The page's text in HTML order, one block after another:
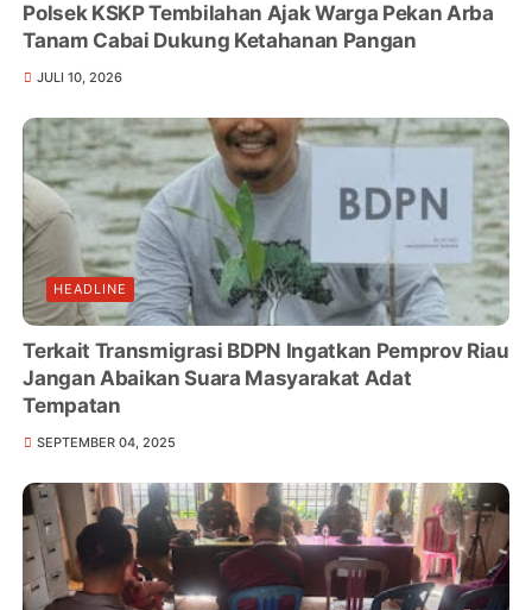
Polsek KSKP Tembilahan Ajak Warga Pekan Arba
Tanam Cabai Dukung Ketahanan Pangan
JULI 10, 2026
HEADLINE
Terkait Transmigrasi BDPN Ingatkan Pemprov Riau
Jangan Abaikan Suara Masyarakat Adat
Tempatan
SEPTEMBER 04, 2025